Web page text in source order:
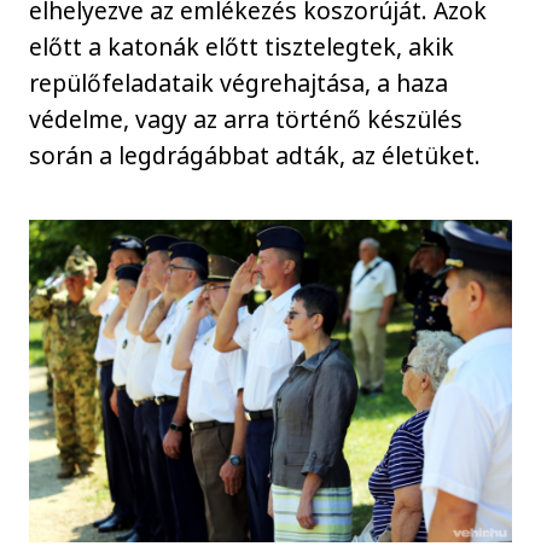
elhelyezve az emlékezés koszorúját. Azok
előtt a katonák előtt tisztelegtek, akik
repülőfeladataik végrehajtása, a haza
védelme, vagy az arra történő készülés
során a legdrágábbat adták, az életüket.